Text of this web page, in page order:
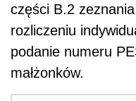
części B.2
rozliczeniu
podanie numeru
małżonków.